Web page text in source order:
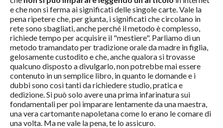
e che non si ferma ai significati delle singole carte. Vale la
pena ripetere che, per giunta, i significati che circolano in
rete sono sbagliati, anche perché il metodo è complesso,
richiede tempo per acquisire il "mestiere". Parliamo di un
metodo tramandato per tradizione orale da madre in figlia,
gelosamente custodito e che, anche qualora si trovasse
qualcuno disposto a divulgarlo, non potrebbe mai essere
contenuto in un semplice libro, in quanto le domande e i
dubbi sono così tanti da richiedere studio, pratica e
dedizione. Si può solo avere una prima infarinatura sui
fondamentali per poi imparare lentamente da una maestra,
una vera cartomante napoletana come lo erano le comare di
una volta. Ma ne vale la pena, te lo assicuro.